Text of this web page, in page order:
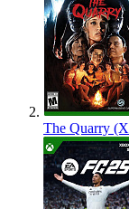
The Quarry